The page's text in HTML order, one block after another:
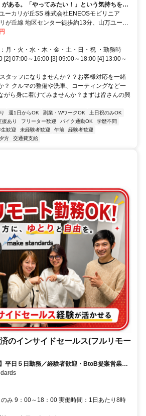
がある。「やってみたい！」という気持ちを大
カリが丘SS 株式会社ENEOSモビリニア
が丘線 地区センター徒歩約13分、山万ユーカ
徒歩約15分、京成本線 ユーカリが丘徒歩約15
月・火・水・木・金・土・日・祝 ・勤務時
[2] 07:00～16:00 [3] 09:00～18:00 [4] 13:00～
タッフになりませんか？？お客様対応を一緒
？ クルマの整備や洗車、コーティングなど一
がら身に着けてみませんか？まずは皆さんの興
週1日からOK 副業・WワークOK
土日祝のみOK
援あり フリーター歓迎 バイク通勤OK
学歴不問
生歓迎 未経験者歓迎 午前
経験者歓迎
夕方 交通費支給
のインサイドセールス(フルリモー
平日５日勤務／経験者歓迎・BtoB提案営業で
み 9：00～18：00 実働時間：1日あたり8時